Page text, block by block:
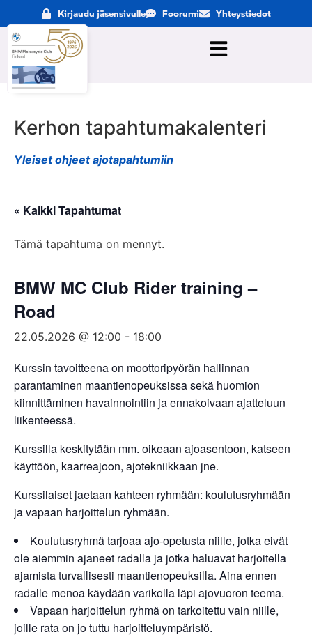
Kirjaudu jäsensivulle Foorumi Yhteystiedot
Kerhon tapahtumakalenteri
Yleiset ohjeet ajotapahtumiin
« Kaikki Tapahtumat
Tämä tapahtuma on mennyt.
BMW MC Club Rider training –
Road
22.05.2026 @ 12:00 - 18:00
Kurssin tavoitteena on moottoripyörän hallinnan
parantaminen maantienopeuksissa sekä huomion
kiinnittäminen havainnointiin ja ennakoivaan ajatteluun
liikenteessä.
Kurssilla keskitytään mm. oikeaan ajoasentoon, katseen
käyttöön, kaarreajoon, ajotekniikkaan jne.
Kurssilaiset jaetaan kahteen ryhmään: koulutusryhmään
ja vapaan harjoittelun ryhmään.
Koulutusryhmä tarjoaa ajo-opetusta niille, jotka eivät
ole aiemmin ajaneet radalla ja jotka haluavat harjoitella
ajamista turvallisesti maantienopeuksilla. Aina ennen
radalle menoa käydään varikolla läpi ajovuoron teema.
Vapaan harjoittelun ryhmä on tarkoitettu vain niille,
joille rata on jo tuttu harjoitteluympäristö.